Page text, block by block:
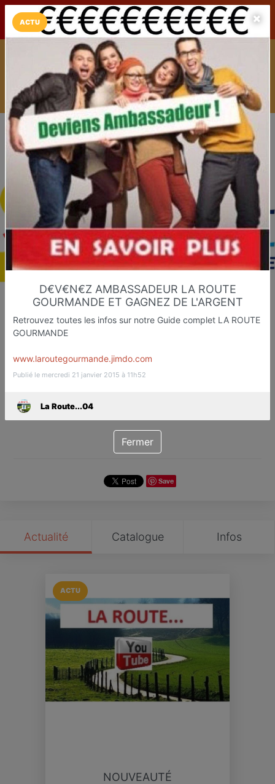
LaCarte LaCarte sur
Play Store
Installez l'App LaCarte
Téléchargez gratuitement l'app LaCarte pour suivre vos
commerces favoris et ne rien rater !
Télécharger Plus tard
Digne
Save
Actualité Catalogue Infos
ACTU
NOUVEAUTÉ
ACTU
D€V€N€Z AMBASSADEUR LA ROUTE
GOURMANDE ET GAGNEZ DE L'ARGENT
Retrouvez toutes les infos sur notre Guide complet LA ROUTE
GOURMANDE
www.laroutegourmande.jimdo.com
Publié le mercredi 21 janvier 2015 à 11h52
La Route...04
Fermer